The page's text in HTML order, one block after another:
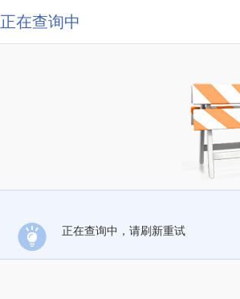
正在查询中
正在查询中，请刷新重试